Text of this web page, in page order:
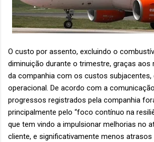
O custo por assento, excluindo o
diminuição durante o trimestre, graças aos
da companhia com os custos subjacentes,
operacional. De acordo com a
progressos registrados pela companhia
principalmente pelo “foco contínuo na
que tem vindo a impulsionar melhorias no
cliente, e significativamente menos atrasos